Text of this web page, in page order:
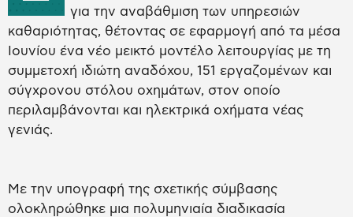
για την αναβάθμιση των υπηρεσιών
καθαριότητας, θέτοντας σε εφαρμογή από τα μέσα
Ιουνίου ένα νέο μεικτό μοντέλο λειτουργίας με τη
συμμετοχή ιδιώτη αναδόχου, 151 εργαζομένων και
σύγχρονου στόλου οχημάτων, στον οποίο
περιλαμβάνονται και ηλεκτρικά οχήματα νέας
γενιάς.
Με την υπογραφή της σχετικής σύμβασης
ολοκληρώθηκε μια πολυμηνιαία διαδικασία